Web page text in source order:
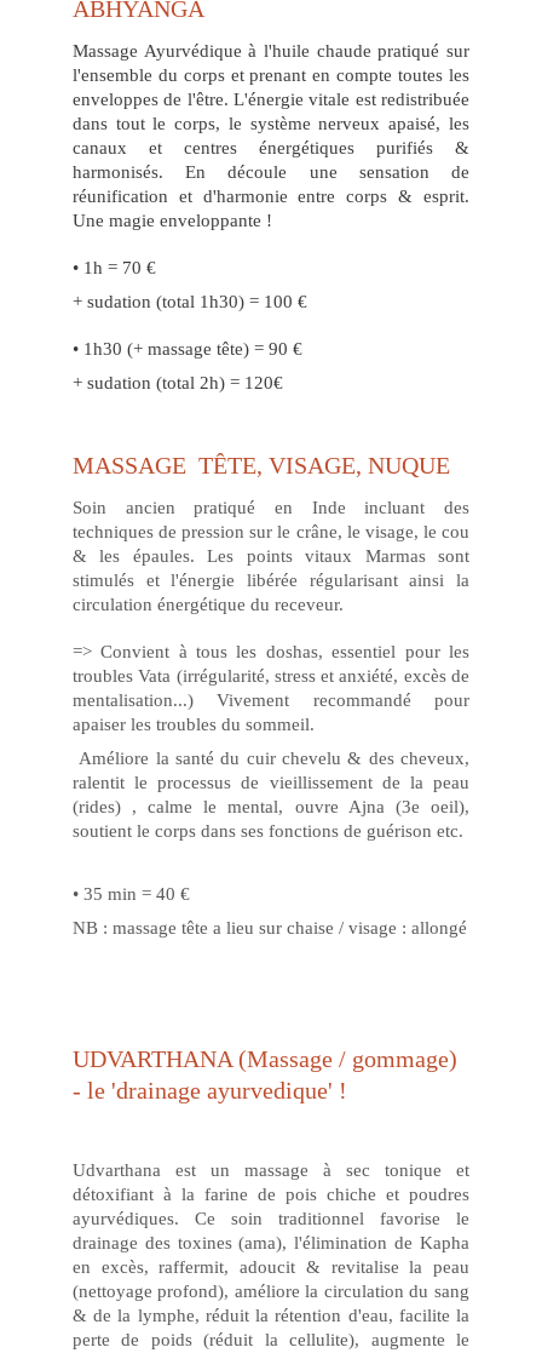
ABHYANGA
Massage Ayurvédique à l'huile chaude pratiqué sur
l'ensemble du corps et prenant en compte toutes les
enveloppes de l'être. L'énergie vitale est redistribuée
dans tout le corps, le système nerveux apaisé, les
canaux et centres énergétiques purifiés &
harmonisés. En découle une sensation de
réunification et d'harmonie entre corps & esprit.
Une magie enveloppante !
• 1h = 70 €
+ sudation (total 1h30) = 100 €
• 1h30 (+ massage tête) = 90 €
+ sudation (total 2h) = 120€
MASSAGE  TÊTE, VISAGE, NUQUE
Soin ancien pratiqué en Inde incluant des
techniques de pression sur le crâne, le visage, le cou
& les épaules. Les points vitaux Marmas sont
stimulés et l'énergie libérée régularisant ainsi la
circulation énergétique du receveur.
=> Convient à tous les doshas, essentiel pour les
troubles Vata (irrégularité, stress et anxiété, excès de
mentalisation...) Vivement recommandé pour
apaiser les troubles du sommeil.
Améliore la santé du cuir chevelu & des cheveux,
ralentit le processus de vieillissement de la peau
(rides) , calme le mental, ouvre Ajna (3e oeil),
soutient le corps dans ses fonctions de guérison etc.
• 35 min = 40 €
NB : massage tête a lieu sur chaise / visage : allongé
UDVARTHANA (Massage / gommage)
- le 'drainage ayurvedique' !
Udvarthana est un massage à sec tonique et
détoxifiant à la farine de pois chiche et poudres
ayurvédiques. Ce soin traditionnel favorise le
drainage des toxines (ama), l'élimination de Kapha
en excès, raffermit, adoucit & revitalise la peau
(nettoyage profond), améliore la circulation du sang
& de la lymphe, réduit la rétention d'eau, facilite la
perte de poids (réduit la cellulite), augmente le